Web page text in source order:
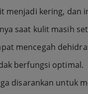
menjadi kering, dan
saat kulit masih
mencegah
berfungsi optimal.
disarankan untuk